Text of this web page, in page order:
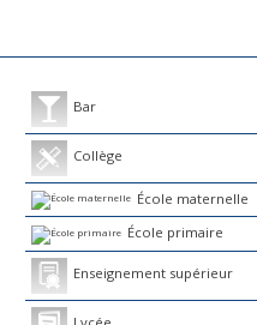
Bar
Collège
École maternelle
École primaire
Enseignement supérieur